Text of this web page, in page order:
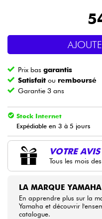
Batteries & Percu
Violons & Quatuor
Eveil Musical
HiFi
Prix basgarantis
Satisfait ou remboursé
Garantie 3 ans
Stock Internet
Expédiable en 3 à 5 jours
VOTRE
Tous les mois
LA MARQUE YAMAHA
En apprendre plus sur la
Yamaha et découvrir
catalogue.